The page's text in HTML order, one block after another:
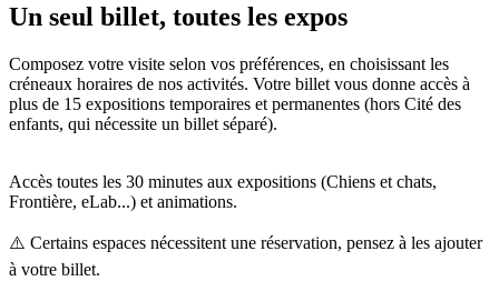
Un seul billet, toutes les expos
Composez votre visite selon vos préférences, en choisissant les
créneaux horaires de nos activités. Votre billet vous donne accès à
plus de 15 expositions temporaires et permanentes (hors Cité des
enfants, qui nécessite un billet séparé).
Accès toutes les 30 minutes aux expositions (Chiens et chats,
Frontière, eLab...) et animations.
⚠️ Certains espaces nécessitent une réservation, pensez à les ajouter
à votre billet.